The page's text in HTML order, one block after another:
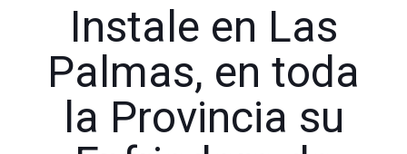
Instale en Las
Palmas, en toda
la Provincia su